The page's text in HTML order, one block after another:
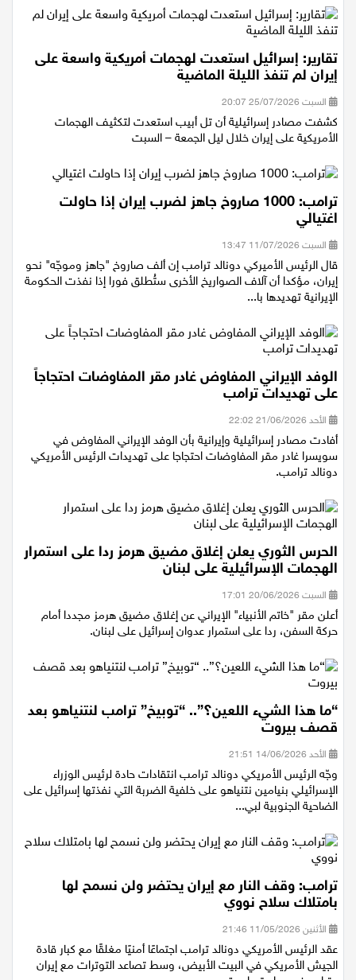
تقارير: إسرائيل استعدت لهجمات أمريكية واسعة على
إيران لم تنفذ الليلة الماضية
السبت 25/07/2026 20:07
كشفت مصادر إسرائيلية أن تل أبيب استعدت لتكثيف الهجمات
اغتيالي
السبت 11/07/2026 13:47
قال الرئيس الأميركي دونالد ترامب إن ألف صاروخ "جاهز وموجّه" نحو
إيران، مؤكدا أن آلاف الصواريخ الأخرى ستُطلق فورا إذا نفذت الحكومة
الوفد الإيراني المفاوض غادر مقر المفاوضات احتجاجاً
على تهديدات ترامب
الأحد 21/06/2026 22:02
أفادت مصادر إسرائيلية وإيرانية بأن الوفد الإيراني المفاوض في
سويسرا غادر مقر المفاوضات احتجاجا على تهديدات الرئيس الأمريكي
الحرس الثوري يعلن إغلاق مضيق هرمز ردا على استمرار
الهجمات الإسرائيلية على لبنان
السبت 20/06/2026 17:01
أعلن مقر "خاتم الأنبياء" الإيراني عن إغلاق مضيق هرمز مجددا أمام
“ما هذا الشيء اللعين؟”.. “توبيخ” ترامب لنتنياهو بعد
قصف بيروت
الأحد 14/06/2026 21:51
وجّه الرئيس الأمريكي دونالد ترامب انتقادات حادة لرئيس الوزراء
الإسرائيلي بنيامين نتنياهو على خلفية الضربة التي نفذتها إسرائيل على
ترامب: وقف النار مع إيران يحتضر ولن نسمح لها
بامتلاك سلاح نووي
الأثنين 11/05/2026 21:46
عقد الرئيس الأمريكي دونالد ترامب اجتماعًا أمنيًا مغلقًا مع كبار قادة